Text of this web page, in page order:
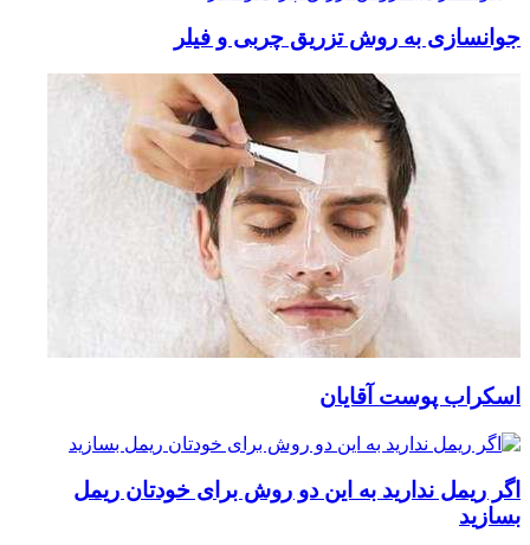
جوانسازی به روش تزریق چربی و فیلر
اسکراب پوست آقایان
اگر ریمل ندارید به این دو روش برای خودتان ریمل
بسازید